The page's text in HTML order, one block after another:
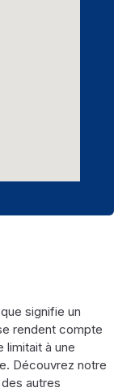
signifie un
rendent compte
à une
Découvrez notre
autres